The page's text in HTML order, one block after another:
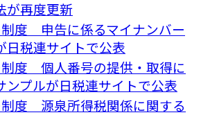
が再度更新
度 申告に係るマイナンバー
日税連サイトで公表
度 個人番号の提供・取得に
ンプルが日税連サイトで公表
度 源泉所得税関係に関する